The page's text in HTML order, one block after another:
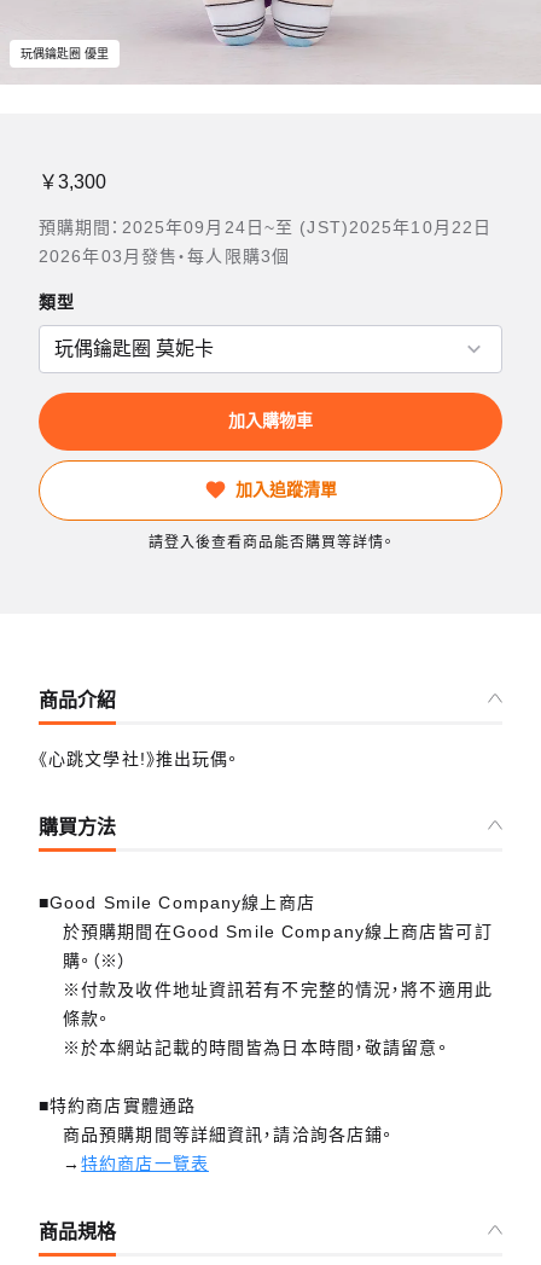
玩偶鑰匙圈 優里
￥3,300
預購期間：2025年09月24日~至 (JST)2025年10月22日
2026年03月發售・每人限購3個
類型
加入購物車
加入追蹤清單
請登入後查看商品能否購買等詳情。
商品介紹
《心跳文學社!》推出玩偶。
購買方法
■Good Smile Company線上商店
於預購期間在Good Smile Company線上商店皆可訂
購。（※）
※付款及收件地址資訊若有不完整的情況，將不適用此
條款。
※於本網站記載的時間皆為日本時間，敬請留意。
■特約商店實體通路
商品預購期間等詳細資訊，請洽詢各店鋪。
→特約商店一覽表
商品規格